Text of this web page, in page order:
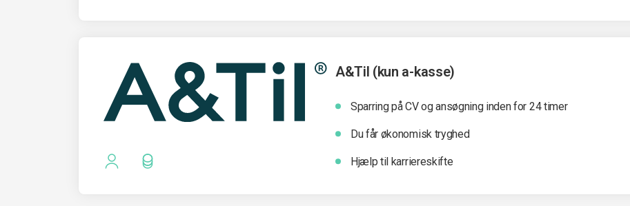
A&Til (kun a-kasse)
Sparring på CV og ansøgning inden for 24 timer
Du får økonomisk tryghed
Hjælp til karriereskifte